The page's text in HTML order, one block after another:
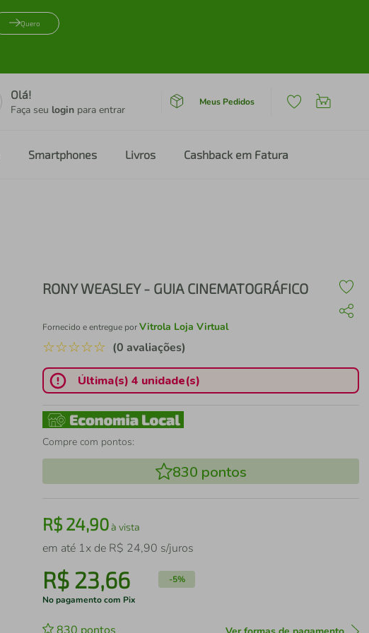
Quero
Olá!
Faça seu login para entrar
Meus Pedidos
Smartphones Livros Cashback em Fatura
RONY WEASLEY - GUIA CINEMATOGRÁFICO
Fornecido e entregue porVitrola Loja Virtual
☆☆☆☆☆ (0 avaliações)
Última(s) 4 unidade(s)
Compre com pontos:
830 pontos
R$24,90à vista
em até 1x de R$ 24,90 s/juros
R$ 23,66 -5%
No pagamento com Pix